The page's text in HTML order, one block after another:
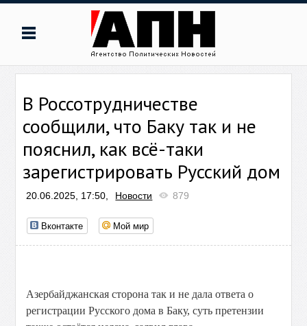
В Россотрудничестве
сообщили, что Баку так и не
пояснил, как всё-таки
зарегистрировать Русский дом
20.06.2025, 17:50, Новости 879
Вконтакте Мой мир
Азербайджанская сторона так и не дала ответа о
регистрации Русского дома в Баку, суть претензии